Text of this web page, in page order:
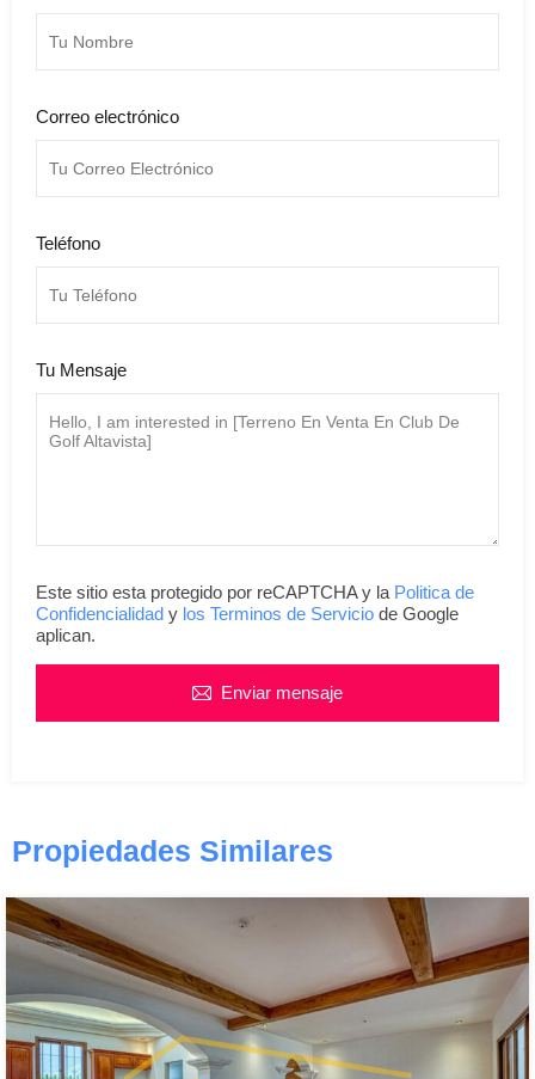
Correo electrónico
Teléfono
Tu Mensaje
Este sitio esta protegido por reCAPTCHA y la Politica de
Confidencialidad y los Terminos de Servicio de Google
aplican.
Enviar mensaje
Propiedades Similares